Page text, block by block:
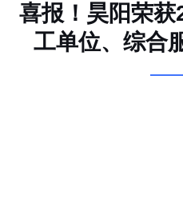
喜报！昊阳荣
工单位、综合